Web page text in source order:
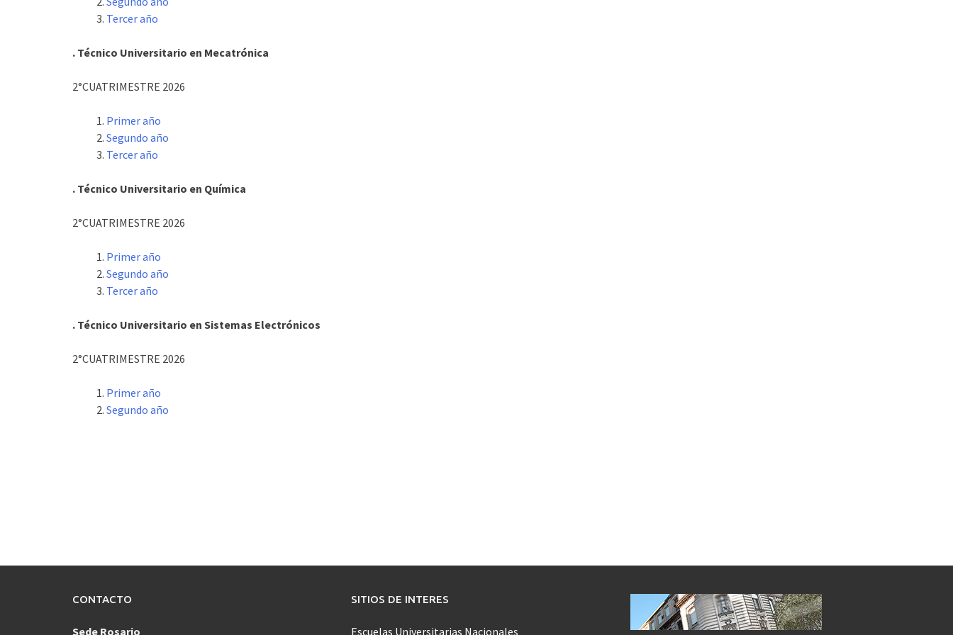
Tercer año
. Técnico Universitario en Mecatrónica
2°CUATRIMESTRE 2026
Primer año
Segundo año
Tercer año
. Técnico Universitario en Química
2°CUATRIMESTRE 2026
Primer año
Segundo año
Tercer año
. Técnico Universitario en Sistemas Electrónicos
2°CUATRIMESTRE 2026
Primer año
Segundo año
CONTACTO
Sede Rosario
SITIOS DE INTERES
Escuelas Universitarias Nacionales